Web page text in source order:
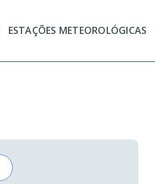
ESTAÇÕES METEOROLÓGICAS